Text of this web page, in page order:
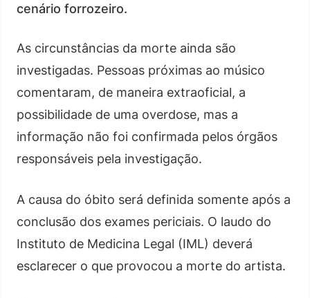
cenário forrozeiro.
As circunstâncias da morte ainda são
investigadas. Pessoas próximas ao músico
comentaram, de maneira extraoficial, a
possibilidade de uma overdose, mas a
informação não foi confirmada pelos órgãos
responsáveis pela investigação.
A causa do óbito será definida somente após a
conclusão dos exames periciais. O laudo do
Instituto de Medicina Legal (IML) deverá
esclarecer o que provocou a morte do artista.